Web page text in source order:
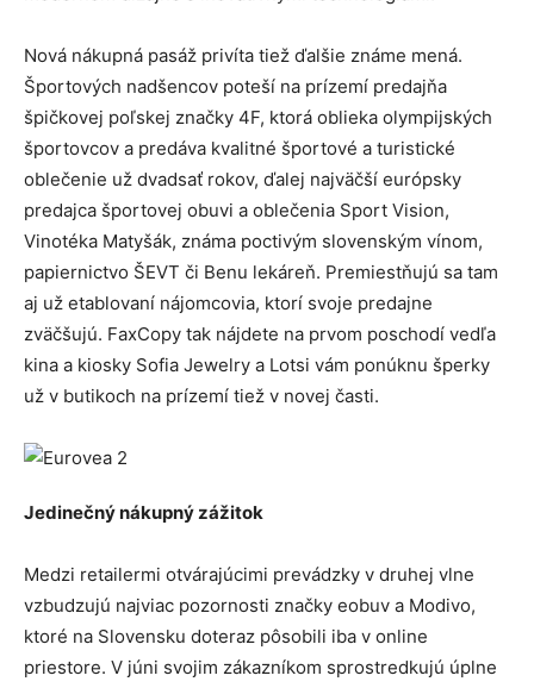
Nová nákupná pasáž privíta tiež ďalšie známe mená.
Športových nadšencov poteší na prízemí predajňa
špičkovej poľskej značky 4F, ktorá oblieka olympijských
športovcov a predáva kvalitné športové a turistické
oblečenie už dvadsať rokov, ďalej najväčší európsky
predajca športovej obuvi a oblečenia Sport Vision,
Vinotéka Matyšák, známa poctivým slovenským vínom,
papiernictvo ŠEVT či Benu lekáreň. Premiestňujú sa tam
aj už etablovaní nájomcovia, ktorí svoje predajne
zväčšujú. FaxCopy tak nájdete na prvom poschodí vedľa
kina a kiosky Sofia Jewelry a Lotsi vám ponúknu šperky
už v butikoch na prízemí tiež v novej časti.
Jedinečný nákupný zážitok
Medzi retailermi otvárajúcimi prevádzky v druhej vlne
vzbudzujú najviac pozornosti značky eobuv a Modivo,
ktoré na Slovensku doteraz pôsobili iba v online
priestore. V júni svojim zákazníkom sprostredkujú úplne